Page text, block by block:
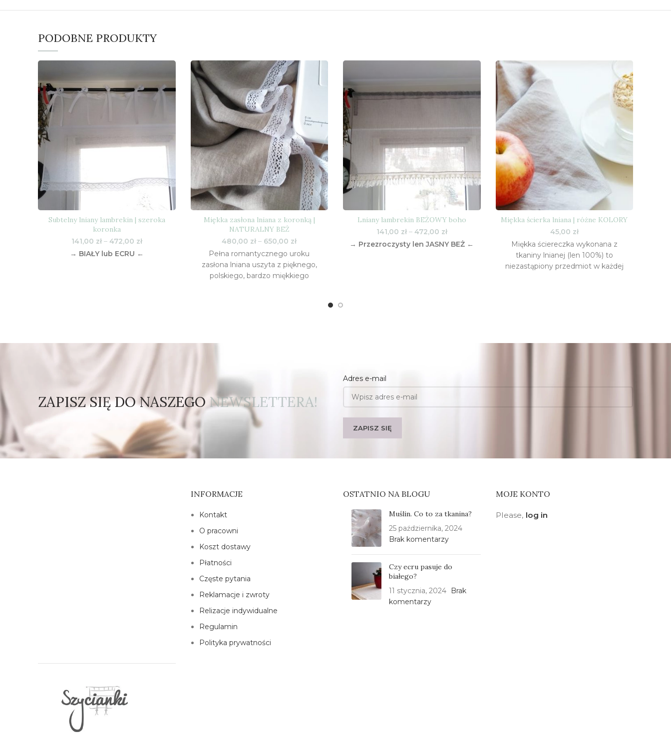
PODOBNE PRODUKTY
Subtelny lniany lambrekin | szeroka
koronka
141,00 zł – 472,00 złZakres
→ BIAŁY lub ECRU ←
Miękka zasłona lniana z koronką |
NATURALNY BEŻ
480,00 zł – 650,00 złZakres
cen:
od
480,00 zł
do
Pełna romantycznego uroku
zasłona lniana uszyta z pięknego,
polskiego, bardzo miękkiego
Lniany lambrekin BEŻOWY boho
141,00 zł – 472,00 złZakres
cen:
od
→ Przezroczysty len JASNY BEŻ ←
Miękka ścierka lniana | różne KOLORY
45,00 zł
Miękka ściereczka wykonana z
tkaniny lnianej (len 100%) to
niezastąpiony przedmiot w każdej
ZAPISZ SIĘ DO NASZEGO NEWSLETTERA!
Adres e-mail
INFORMACJE
Kontakt
O pracowni
Koszt dostawy
Płatności
Częste pytania
Reklamacje i zwroty
Relizacje indywidualne
Regulamin
Polityka prywatności
OSTATNIO NA BLOGU
Muślin. Co to za tkanina?
25 października, 2024
Brak komentarzy
Czy ecru pasuje do
białego?
11 stycznia, 2024
Brak
komentarzy
MOJE KONTO
Please, log in